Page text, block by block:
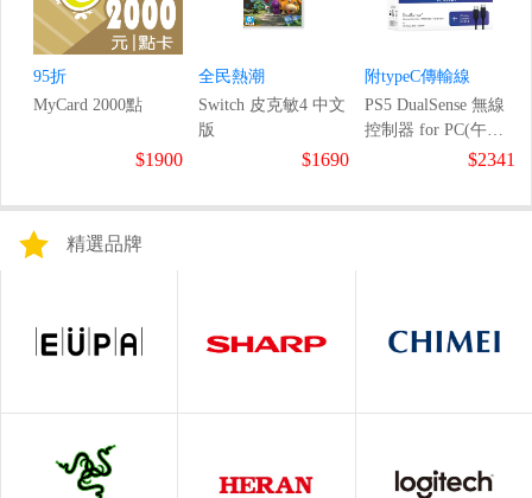
95折
MyCard 2000點
$1900
全民熱潮
Switch 皮克敏4 中文
版
$1690
附typeC傳輸線
PS5 DualSense 無線
控制器 for PC(午夜
$2341
精選品牌